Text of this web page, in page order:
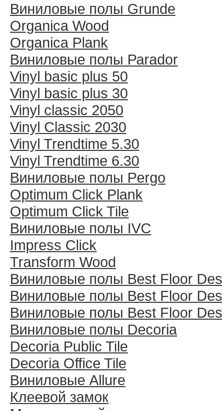
Виниловые полы Grunde
Organica Wood
Organica Plank
Виниловые полы Раrador
Vinyl basic plus 50
Vinyl basic plus 30
Vinyl classic 2050
Vinyl Classic 2030
Vinyl Trendtime 5.30
Vinyl Trendtime 6.30
Виниловые полы Pergo
Optimum Click Plank
Optimum Click Tile
Виниловые полы IVC
Impress Click
Transform Wood
Виниловые полы Best Floor
Виниловые полы Best Floor
Виниловые полы Best Floor
Виниловые полы Decoria
Decoria Public Tile
Decoria Office Tile
Виниловые Allure
Клеевой замок